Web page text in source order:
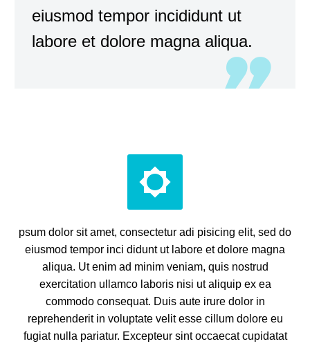
eiusmod tempor incididunt ut
labore et dolore magna aliqua.


psum dolor sit amet, consectetur adi pisicing elit, sed do
eiusmod tempor inci didunt ut labore et dolore magna
aliqua. Ut enim ad minim veniam, quis nostrud
exercitation ullamco laboris nisi ut aliquip ex ea
commodo consequat. Duis aute irure dolor in
reprehenderit in voluptate velit esse cillum dolore eu
fugiat nulla pariatur. Excepteur sint occaecat cupidatat